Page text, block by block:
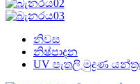
නිවස
නිෂ්පාදන
UV පැතලි මුද්‍රණ